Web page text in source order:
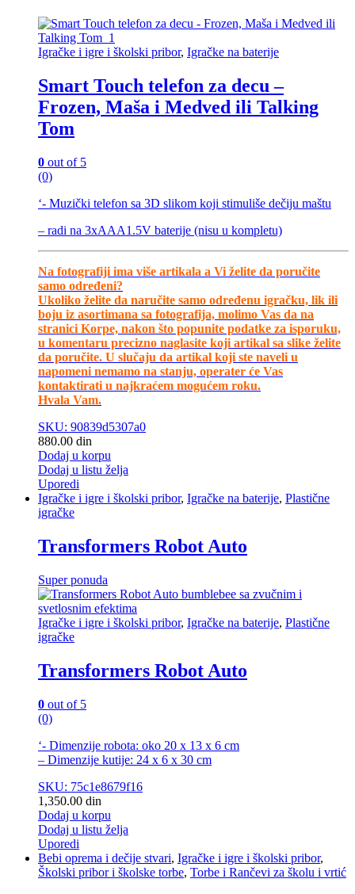
Igračke i igre i školski pribor, Igračke na baterije
Smart Touch telefon za decu –
Frozen, Maša i Medved ili Talking
Tom
0 out of 5
(0)
‘- Muzički telefon sa 3D slikom koji stimuliše dečiju maštu
– radi na 3xAAA1.5V baterije (nisu u kompletu)
Na fotografiji ima više artikala a Vi želite da poručite
samo određeni?
Ukoliko želite da naručite samo određenu igračku, lik ili
boju iz asortimana sa fotografija, molimo Vas da na
stranici Korpe, nakon što popunite podatke za isporuku,
u komentaru precizno naglasite koji artikal sa slike želite
da poručite. U slučaju da artikal koji ste naveli u
napomeni nemamo na stanju, operater će Vas
kontaktirati u najkraćem mogućem roku.
Hvala Vam.
SKU: 90839d5307a0
880.00 din
Dodaj u korpu
Dodaj u listu želja
Uporedi
Igračke i igre i školski pribor, Igračke na baterije, Plastične
igračke
Transformers Robot Auto
Super ponuda
Igračke i igre i školski pribor, Igračke na baterije, Plastične
igračke
Transformers Robot Auto
0 out of 5
(0)
‘- Dimenzije robota: oko 20 x 13 x 6 cm
– Dimenzije kutije: 24 x 6 x 30 cm
SKU: 75c1e8679f16
1,350.00 din
Dodaj u korpu
Dodaj u listu želja
Uporedi
Bebi oprema i dečije stvari, Igračke i igre i školski pribor,
Školski pribor i školske torbe, Torbe i Rančevi za školu i vrtić